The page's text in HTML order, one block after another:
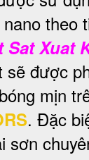
theo
Sat Xuat
sẽ được
mịn
. Đặc
sơn